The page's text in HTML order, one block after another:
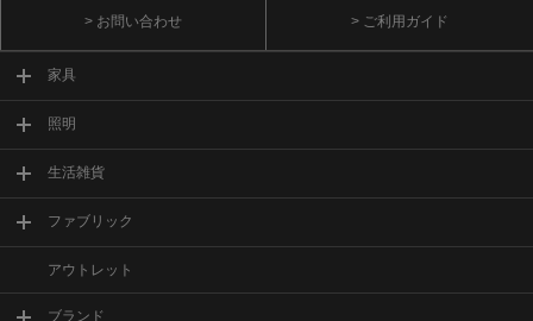
> お問い合わせ > ご利用ガイド
家具
照明
生活雑貨
ファブリック
アウトレット
ブランド